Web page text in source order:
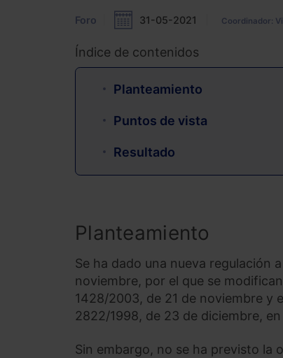
Foro 31-05-2021 Coordinador:
Índice de contenidos
Planteamiento
Puntos de vista
Resultado
Planteamiento
Se ha dado una nueva regulación
noviembre, por el que se
1428/2003, de 21 de noviembre y
2822/1998, de 23 de diciembre,
Sin embargo, no se ha previsto la